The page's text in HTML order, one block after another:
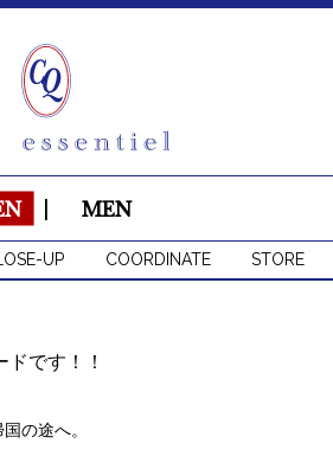
MEN
UP COORDINATE STORE
です！！
の途へ。